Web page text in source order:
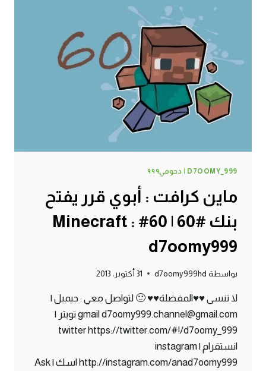
البنوك
!
#61
|
61#
MINECRAFT
:
D7OOMY999
D7OOMY_999 | دحومي٩٩٩
ماين كرافت : أبوي قرر يفتح
بنك #60 | 60# Minecraft :
d7oomy999
بواسطة d7oomy999hd 31 أكتوبر، 2013
لا تنسى ♥♥المفضلة♥♥ 🙂 لتواصل معي : جيميل |
gmail d7oomy999.channel@gmail.com تويتر |
twitter https://twitter.com/#!/d7oomy_999
انستقرام | instagram
http://instagram.com/anad7oomy999 اسك | Ask